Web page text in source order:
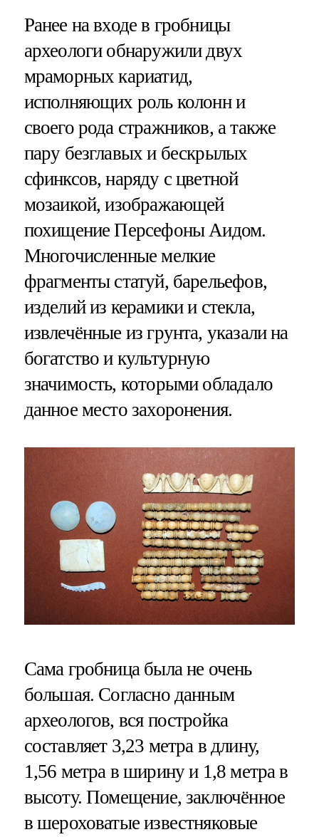
Ранее на входе в гробницы
археологи обнаружили двух
мраморных кариатид,
исполняющих роль колонн и
своего рода стражников, а также
пару безглавых и бескрылых
сфинксов, наряду с цветной
мозаикой, изображающей
похищение Персефоны Аидом.
Многочисленные мелкие
фрагменты статуй, барельефов,
изделий из керамики и стекла,
извлечённые из грунта, указали на
богатство и культурную
значимость, которыми обладало
данное место захоронения.
Сама гробница была не очень
большая. Согласно данным
археологов, вся постройка
составляет 3,23 метра в длину,
1,56 метра в ширину и 1,8 метра в
высоту. Помещение, заключённое
в шероховатые известняковые